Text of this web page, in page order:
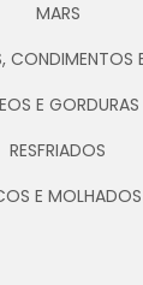
MARS
CONDIMENTOS
E GORDURAS
RESFRIADOS
E MOLHADOS